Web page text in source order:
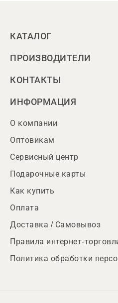
КАТАЛОГ
ПРОИЗВОДИТЕЛИ
КОНТАКТЫ
ИНФОРМАЦИЯ
О компании
Оптовикам
Сервисный центр
Подарочные карты
Как купить
Оплата
Доставка / Самовывоз
Правила интернет-
Политика обработки